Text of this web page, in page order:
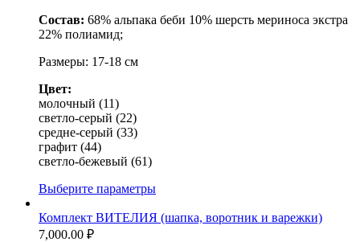
Состав: 68% альпака беби 10% шерсть мериноса экстра
22% полиамид;
Размеры: 17-18 см
Цвет:
молочный (11)
светло-серый (22)
средне-серый (33)
графит (44)
светло-бежевый (61)
Выберите параметры
Комплект ВИТЕЛИЯ (шапка, воротник и варежки)
7,000.00 ₽